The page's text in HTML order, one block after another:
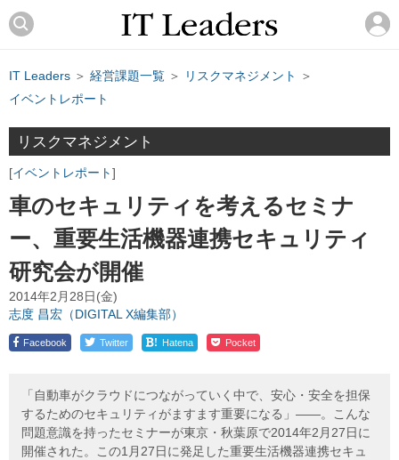
IT Leaders ＞ 経営課題一覧 ＞ リスクマネジメント
＞
イベントレポート
リスクマネジメント
イベントレポート
車のセキュリティを考えるセミナ
ー、重要生活機器連携セキュリティ
研究会が開催
2014年2月28日(金)
志度 昌宏（DIGITAL X編集部）
Facebook Twitter ! Hatena Pocket
「自動車がクラウドにつながっていく中で、安心・安全を担保
するためのセキュリティがますます重要になる」――。こんな
問題意識を持ったセミナーが東京・秋葉原で2014年2月27日に
開催された。この1月27日に発足した重要生活機器連携セキュ